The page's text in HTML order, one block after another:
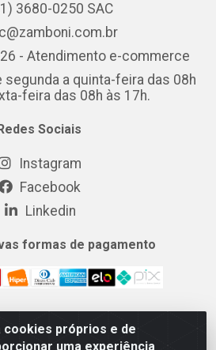
próprios e de
uma experiência
3680-0250 SAC
- Atendimento e-commerce
segunda a quinta-feira das 08h
feira das 08h às 17h.
Redes Sociais
Instagram
Facebook
Linkedin
formas de pagamento
DE COSMÉTICOS ALIMENTOS E